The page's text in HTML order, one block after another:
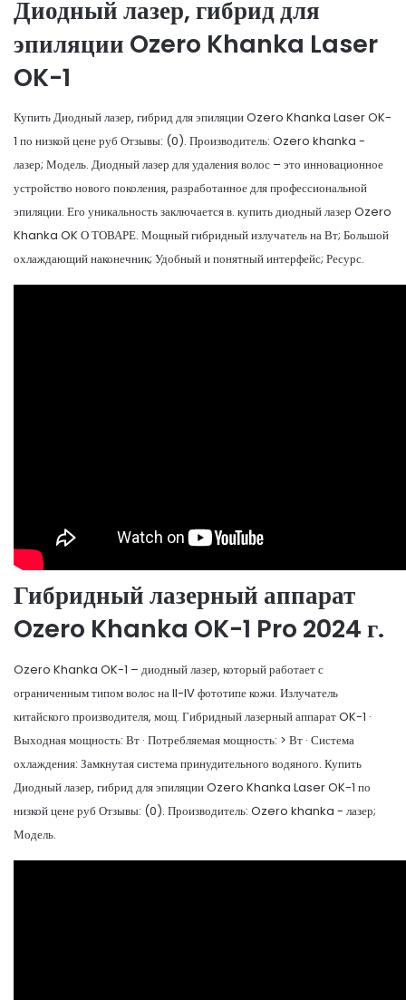
Диодный лазер, гибрид для
эпиляции Ozero Khanka Laser
OK-1
Купить Диодный лазер, гибрид для эпиляции Ozero Khanka Laser OK-
1 по низкой цене руб Отзывы: (0). Производитель: Ozero khanka -
лазер; Модель. Диодный лазер для удаления волос – это инновационное
устройство нового поколения, разработанное для профессиональной
эпиляции. Его уникальность заключается в. купить диодный лазер Ozero
Khanka OK О ТОВАРЕ. Мощный гибридный излучатель на Вт; Большой
охлаждающий наконечник; Удобный и понятный интерфейс; Ресурс.
Гибридный лазерный аппарат
Ozero Khanka OK-1 Pro 2024 г.
Ozero Khanka OK-1 – диодный лазер, который работает с
ограниченным типом волос на II-IV фототипе кожи. Излучатель
китайского производителя, мощ. Гибридный лазерный аппарат OK-1 ·
Выходная мощность: Вт · Потребляемая мощность: > Вт · Система
охлаждения: Замкнутая система принудительного водяного. Купить
Диодный лазер, гибрид для эпиляции Ozero Khanka Laser OK-1 по
низкой цене руб Отзывы: (0). Производитель: Ozero khanka - лазер;
Модель.